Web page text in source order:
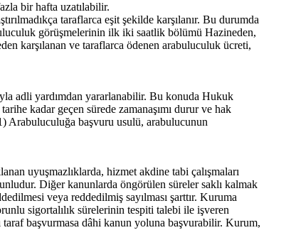
bir hafta uzatılabilir.
taraflarca eşit şekilde karşılanır. Bu durumda
görüşmelerinin ilk iki saatlik bölümü Hazineden,
karşılanan ve taraflarca ödenen arabuluculuk ücreti,
adli yardımdan yararlanabilir. Bu konuda Hukuk
kadar geçen sürede zamanaşımı durur ve hak
Arabuluculuğa başvuru usulü, arabulucunun
uyuşmazlıklarda, hizmet akdine tabi çalışmaları
Diğer kanunlarda öngörülen süreler saklı kalmak
veya reddedilmiş sayılması şarttır. Kuruma
sigortalılık sürelerinin tespiti talebi ile işveren
taraf başvurmasa dâhi kanun yoluna başvurabilir. Kurum,